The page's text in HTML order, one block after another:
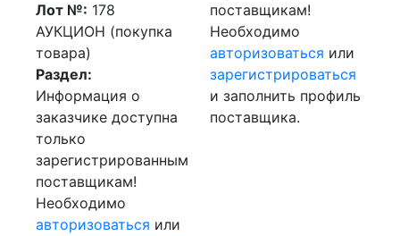
Лот №: 178
АУКЦИОН (покупка
товара)
Раздел:
Информация о
заказчике доступна
только
зарегистрированным
поставщикам!
Необходимо
авторизоваться или
поставщикам!
Необходимо
авторизоваться или
зарегистрироваться
и заполнить профиль
поставщика.